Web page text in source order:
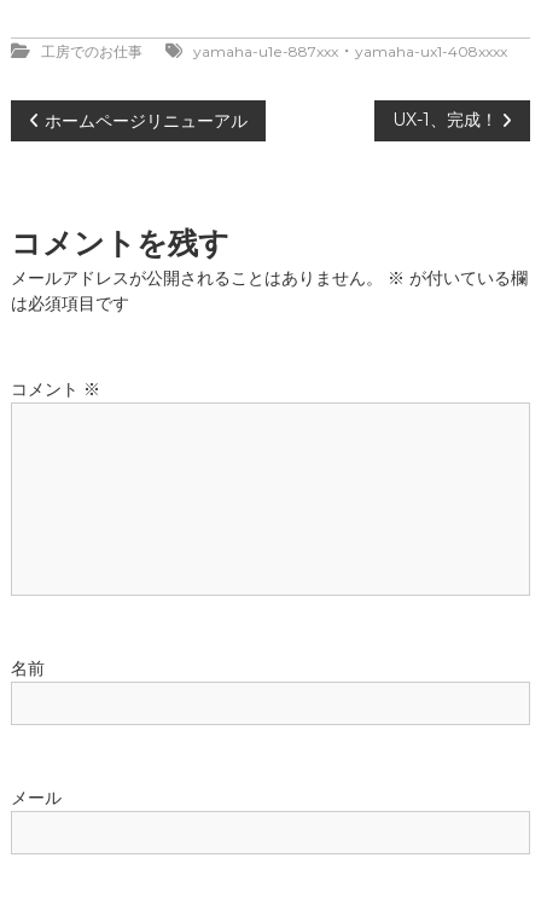
工房でのお仕事 yamaha-u1e-887xxx・ yamaha-ux1-408xxxx
投
ナ
ビ
ー
ホームページリニューアル UX-1、完成！
コメントを残す
メールアドレスが公開されることはありません。 ※ が付いている欄
は必須項目です
コメント ※
名前
メール